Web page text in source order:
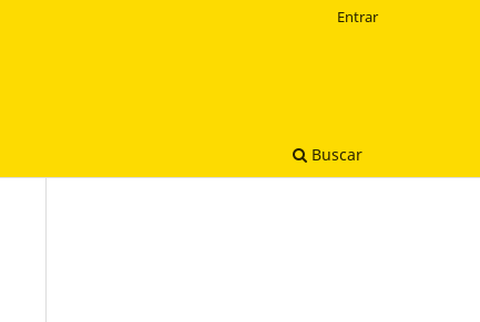
Buscar
Entrar